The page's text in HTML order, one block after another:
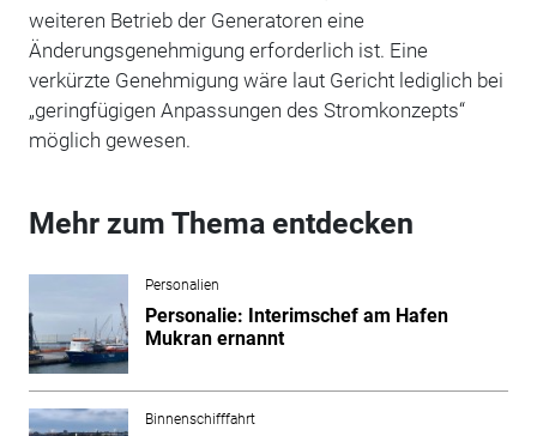
weiteren Betrieb der Generatoren eine
Änderungsgenehmigung erforderlich ist. Eine
verkürzte Genehmigung wäre laut Gericht lediglich bei
„geringfügigen Anpassungen des Stromkonzepts“
möglich gewesen.
Mehr zum Thema entdecken
Personalien
Personalie: Interimschef am Hafen
Mukran ernannt
Binnenschifffahrt